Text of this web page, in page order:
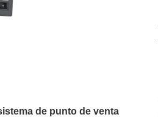
de punto de venta